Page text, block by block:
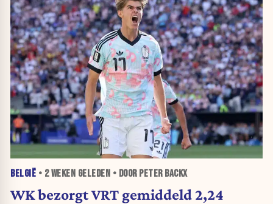
BELGIË • 2 WEKEN GELEDEN • DOOR PETER BACKX
WK bezorgt VRT gemiddeld 2,24